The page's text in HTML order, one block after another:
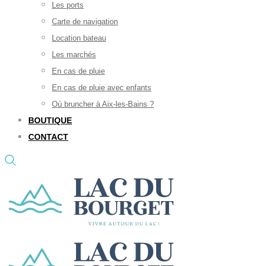
Les ports
Carte de navigation
Location bateau
Les marchés
En cas de pluie
En cas de pluie avec enfants
Où bruncher à Aix-les-Bains ?
BOUTIQUE
CONTACT